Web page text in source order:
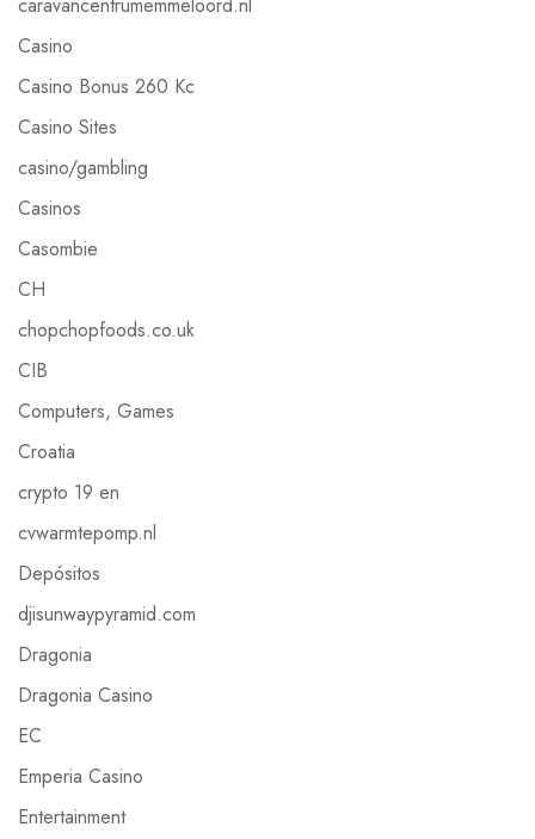
Casino
Casino Bonus 260 Kc
Casino Sites
casino/gambling
Casinos
Casombie
CH
chopchopfoods.co.uk
CIB
Computers, Games
Croatia
crypto 19 en
cvwarmtepomp.nl
Depósitos
djisunwaypyramid.com
Dragonia
Dragonia Casino
EC
Emperia Casino
Entertainment